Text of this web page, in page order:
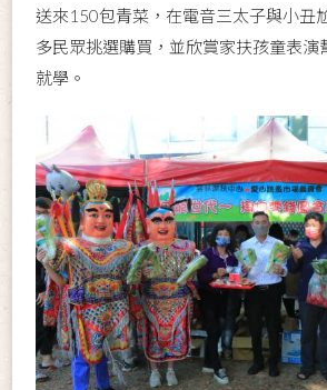
送來150包青菜，在電音三太子與小丑
多民眾挑選購買，並欣賞家扶孩童表演
就學。